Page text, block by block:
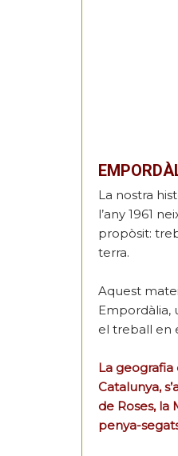
La nostra
l’any 1961
propòsit:
terra.
Aquest
Empordàlia,
el treball en
La geografia
Catalunya,
de Roses, la
penya-